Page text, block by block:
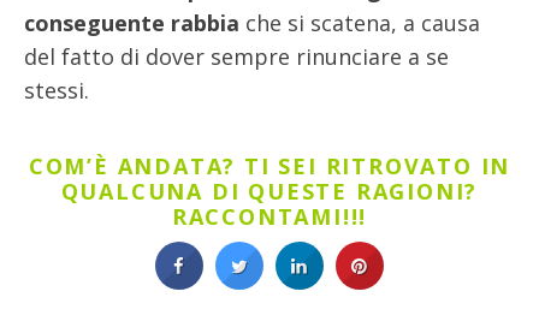
conseguente rabbia che si scatena, a causa
del fatto di dover sempre rinunciare a se
stessi.
COM’È ANDATA? TI SEI RITROVATO IN
QUALCUNA DI QUESTE RAGIONI?
RACCONTAMI!!!